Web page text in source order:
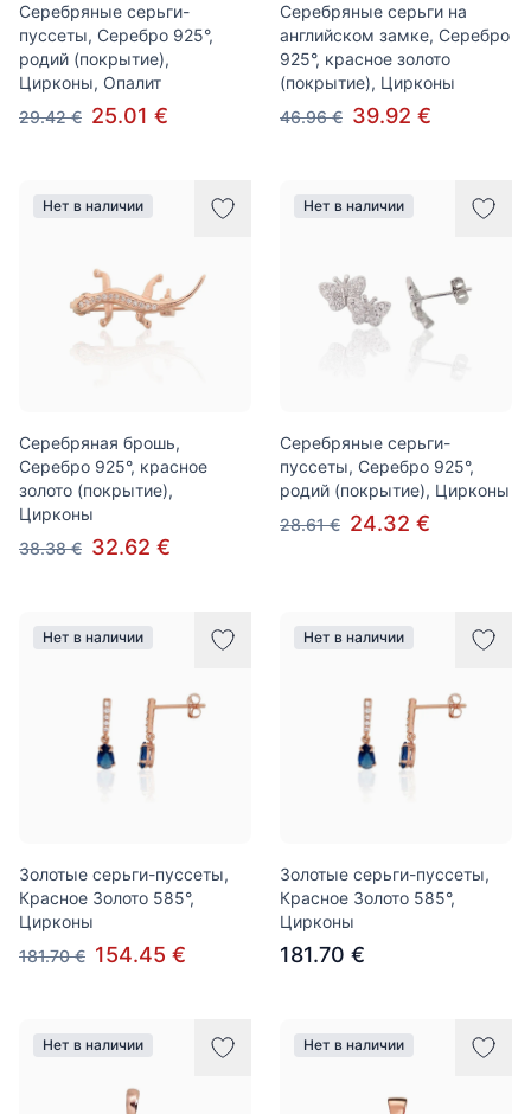
Серебряные серьги-
пуссеты, Серебро 925°,
родий (покрытие),
Цирконы, Опалит
29.42 € 25.01 €
Серебряные серьги на
английском замке, Серебро
925°, красное золото
(покрытие), Цирконы
46.96 € 39.92 €
Нет в наличии
Серебряная брошь,
Серебро 925°, красное
золото (покрытие),
Цирконы
38.38 € 32.62 €
Нет в наличии
Серебряные серьги-
пуссеты, Серебро 925°,
родий (покрытие), Цирконы
28.61 € 24.32 €
Нет в наличии
Золотые серьги-пуссеты,
Красное Золото 585°,
Цирконы
181.70 € 154.45 €
Нет в наличии
Золотые серьги-пуссеты,
Красное Золото 585°,
Цирконы
181.70 €
Нет в наличии Нет в наличии